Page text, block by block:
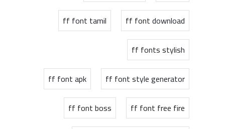
ff font download
ff font tamil
ff fonts stylish
ff font style generator
ff font apk
ff font free fire
ff font boss